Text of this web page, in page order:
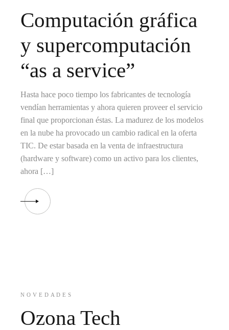
Computación gráfica
y supercomputación
“as a service”
Hasta hace poco tiempo los fabricantes de tecnología
vendían herramientas y ahora quieren proveer el servicio
final que proporcionan éstas. La madurez de los modelos
en la nube ha provocado un cambio radical en la oferta
TIC. De estar basada en la venta de infraestructura
(hardware y software) como un activo para los clientes,
ahora […]
NOVEDADES
Ozona Tech